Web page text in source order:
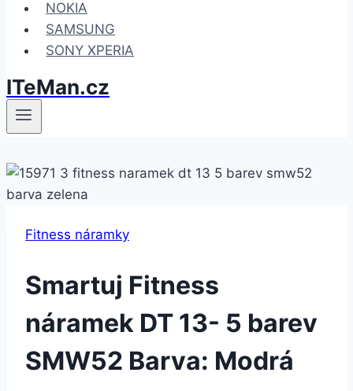
NOKIA
SAMSUNG
SONY XPERIA
ITeMan.cz
Fitness náramky
Smartuj Fitness
náramek DT 13- 5 barev
SMW52 Barva: Modrá